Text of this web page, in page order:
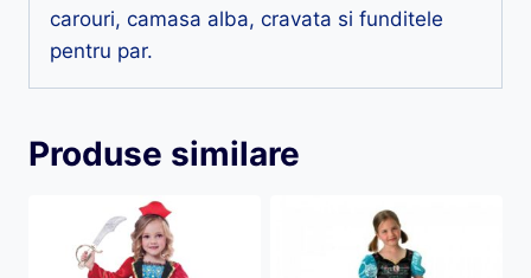
carouri, camasa alba, cravata si funditele
pentru par.
Produse similare